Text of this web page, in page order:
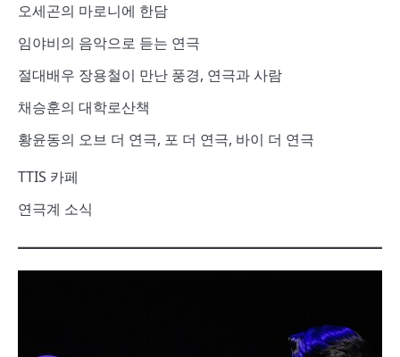
오세곤의 마로니에 한담
임야비의 음악으로 듣는 연극
절대배우 장용철이 만난 풍경, 연극과 사람
채승훈의 대학로산책
황윤동의 오브 더 연극, 포 더 연극, 바이 더 연극
TTIS 카페
연극계 소식